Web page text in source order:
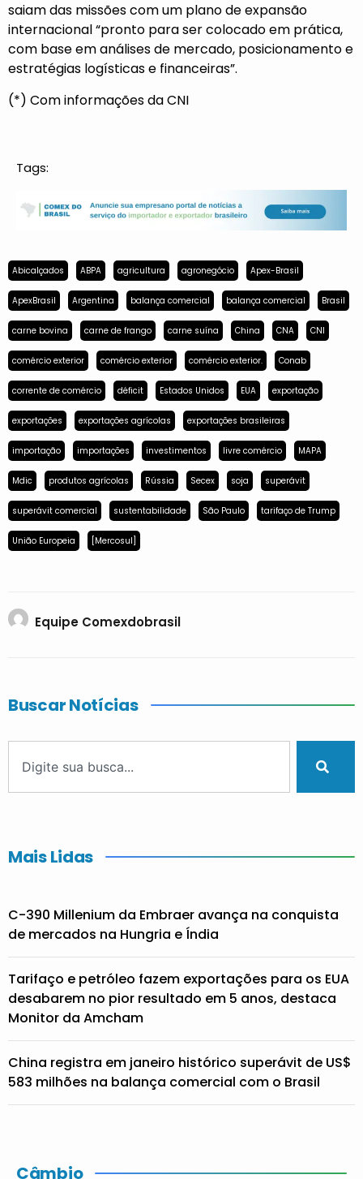
saiam das missões com um plano de expansão
internacional “pronto para ser colocado em prática,
com base em análises de mercado, posicionamento e
estratégias logísticas e financeiras”.
(*) Com informações da CNI
Tags:
Abicalçados ABPA agricultura agronegócio Apex-Brasil
ApexBrasil Argentina balança comercial balança comercial Brasil
carne bovina carne de frango carne suína China CNA CNI
comércio exterior comércio exterior comércio exterior. Conab
corrente de comércio déficit Estados Unidos EUA exportação
exportações exportações agrícolas exportações brasileiras
importação importações investimentos livre comércio MAPA
Mdic produtos agrícolas Rússia Secex soja superávit
superávit comercial sustentabilidade São Paulo tarifaço de Trump
União Europeia [Mercosul]
Equipe Comexdobrasil
Buscar Notícias
Mais Lidas
C-390 Millenium da Embraer avança na conquista
de mercados na Hungria e Índia
Tarifaço e petróleo fazem exportações para os EUA
desabarem no pior resultado em 5 anos, destaca
Monitor da Amcham
China registra em janeiro histórico superávit de US$
583 milhões na balança comercial com o Brasil
Câmbio